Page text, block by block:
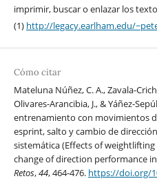
imprimir, buscar o enlazar los
(1) http://legacy.earlham.edu/
Cómo citar
Mateluna Núñez, C. A., Zavala-
Olivares-Arancibia, J., & Yáñez-
entrenamiento con movimientos
esprint, salto y cambio de
sistemática (Effects of
change of direction performance
Retos,44, 464-476. https://doi.org/